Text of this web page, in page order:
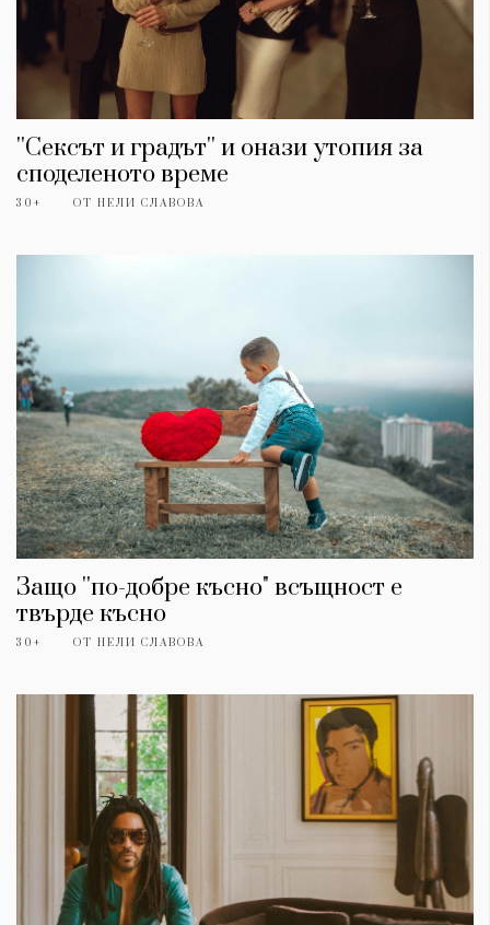
''Сексът и градът'' и онази утопия за
споделеното време
30+ ОТ НЕЛИ СЛАВОВА
Защо ''по-добре късно" всъщност е
твърде късно
30+ ОТ НЕЛИ СЛАВОВА